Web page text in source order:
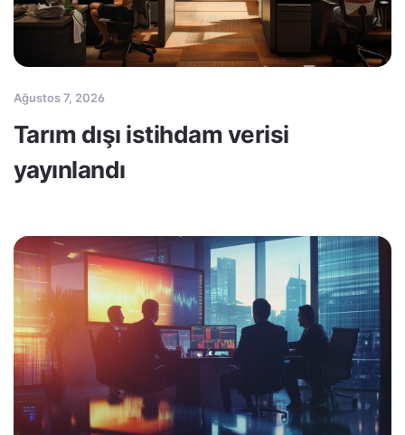
Ağustos 7, 2026
Tarım dışı istihdam verisi
yayınlandı